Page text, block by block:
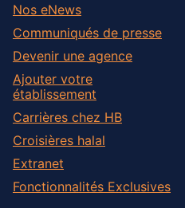
Nos eNews
Communiqués de presse
Devenir une agence
Ajouter votre
établissement
Carrières chez HB
Croisières halal
Extranet
Fonctionnalités Exclusives